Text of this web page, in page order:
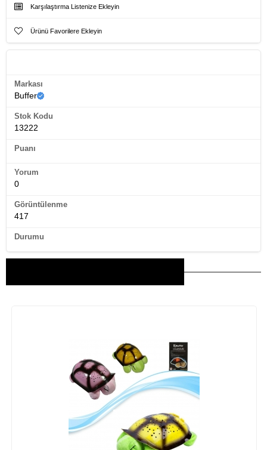
Karşılaştırma Listenize Ekleyin
Ürünü Favorilere Ekleyin
Markası
Buffer
Stok Kodu
13222
Puanı
Yorum
0
Görüntülenme
417
Durumu